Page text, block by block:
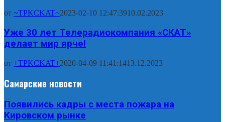
от ~TPKCKAT~2023-02-10 12:47:3910.02.2023
Уже 30 лет Телерадиокомпания «СКАТ»
делает мир ярче!
от +TPKCKAT+2020-04-09 11:41:1413.12.2023
Самарские новости
Появились кадры с места пожара на
Кировском рынке